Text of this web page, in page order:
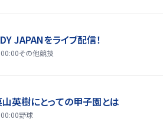
JAPANをライブ配信！
その他競技
山英樹にとっての甲子園とは
野球